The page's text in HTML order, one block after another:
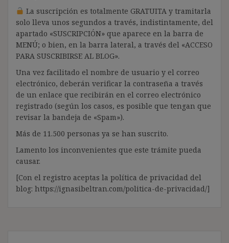
La suscripción es totalmente GRATUITA y tramitarla
solo lleva unos segundos a través, indistintamente, del
apartado «SUSCRIPCIÓN» que aparece en la barra de
MENÚ; o bien, en la barra lateral, a través del «ACCESO
PARA SUSCRIBIRSE AL BLOG».
Una vez facilitado el nombre de usuario y el correo
electrónico, deberán verificar la contraseña a través
de un enlace que recibirán en el correo electrónico
registrado (según los casos, es posible que tengan que
revisar la bandeja de «Spam»).
Más de 11.500 personas ya se han suscrito.
Lamento los inconvenientes que este trámite pueda
causar.
[Con el registro aceptas la política de privacidad del
blog: https://ignasibeltran.com/politica-de-privacidad/]